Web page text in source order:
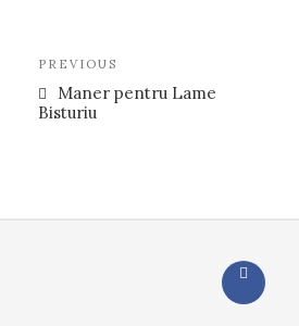
articole
Previous
Post
PREVIOUS
Maner pentru Lame
Bisturiu